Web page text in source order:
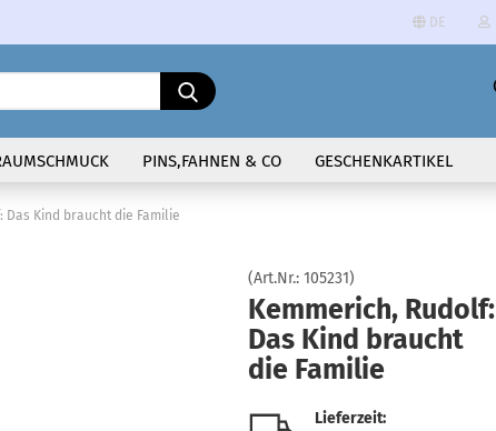
DE
Sprache auswählen
Konto erstellen
Passwort vergessen?
Suche...
PINS,FAHNEN & CO GESCHENKARTIKEL
Das Kind braucht die Familie
(Art.Nr.: 105231)
Kemmerich, Rudolf:
Das Kind braucht
die Familie
Lieferzeit: